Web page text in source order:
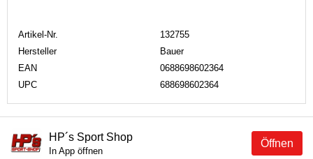
Artikel-Nr.
132755
Hersteller
Bauer
EAN
0688698602364
UPC
688698602364
Öffnen
HP´s Sport Shop
In App öffnen